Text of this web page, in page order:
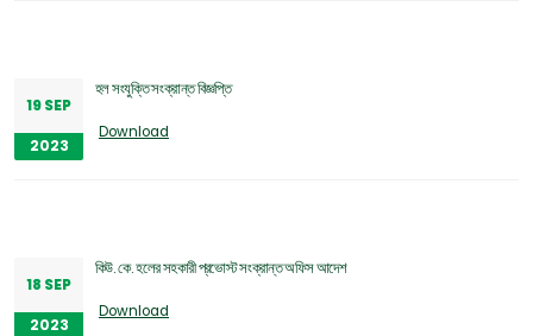
19 SEP
2023
হল সংযুক্তি সংক্রান্ত বিজ্ঞপ্তি
Download
18 SEP
2023
কিউ. কে. হলের সহকারী প্রভোস্ট সংক্রান্ত অফিস আদেশ
Download